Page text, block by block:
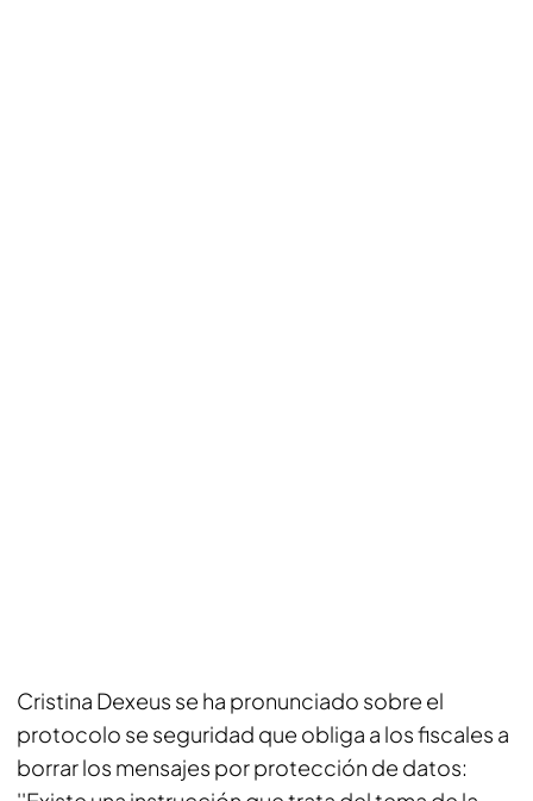
Cristina Dexeus se ha pronunciado sobre el
protocolo se seguridad que obliga a los fiscales a
borrar los mensajes por protección de datos: